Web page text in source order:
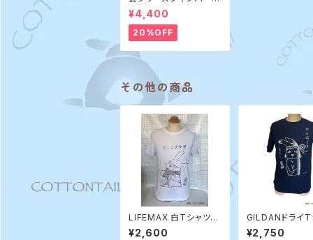
不器用ですから
¥4,400
20%OFF
その他の商品
LIFEMAX 白Tシャツ ・
そこのソナタ / COTTO
¥2,600
GILDANドライT
・ めんぼくない
¥2,750